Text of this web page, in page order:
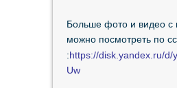
Больше фото и видео с
можно посмотреть по
:https://disk.yandex.ru/d/
Uw